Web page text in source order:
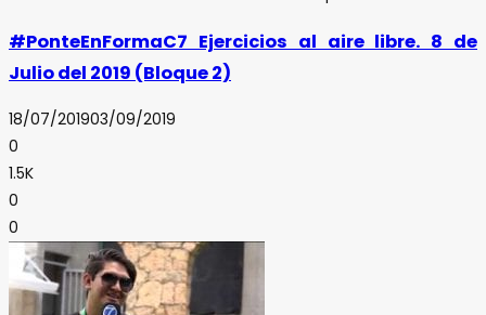
#PonteEnFormaC7 Ejercicios al aire libre. 8 de
Julio del 2019 (Bloque 2)
18/07/201903/09/2019
0
1.5K
0
0